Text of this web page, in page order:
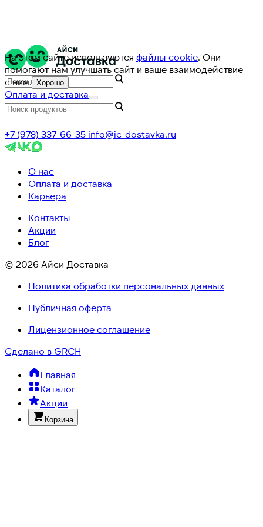
На этом сайте используются файлы cookie. Они
помогают нам улучшать сайт и ваше взаимодействие
с ним. Хорошо
Оплата и доставка
+7 (978) 337-66-35 info@ic-dostavka.ru
О нас
Оплата и доставка
Карьера
Контакты
Акции
Блог
© 2026 Айси Доставка
Политика обработки персональных данных
Публичная оферта
Лицензионное соглашение
Сделано в GRCH
Главная
Каталог
Акции
Корзина